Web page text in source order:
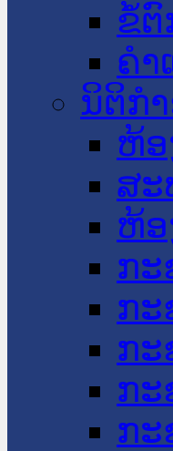
ຂໍ້ຕົ
ຄໍາ
ນິຕິກໍ
ຫ້ອ
ສະ
ຫ້ອ
ກະ
ກະ
ກະ
ກະ
ກະ